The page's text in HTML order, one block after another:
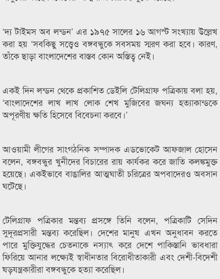
‘দ্য টাইমস অব লন্ডন’ এর ১৯৭৫ সালের ১৬ আগস্ট সংখ্যায় উল্লেখ
করা হয় ‘সবকিছু সত্ত্বেও বঙ্গবন্ধুকে সবসময় স্মরণ করা হবে। কারণ,
তাঁকে ছাড়া বাংলাদেশের বাস্তব কোন অস্তিত্ব নেই।
একই দিন লন্ডন থেকে প্রকাশিত ডেইলি টেলিগ্রাফ পত্রিকায় বলা হয়,
‘বাংলাদেশের লাখ লাখ লোক শেখ মুজিবের জঘন্য হত্যাকান্ডকে
অপূরণীয় ক্ষতি হিসেবে বিবেচনা করবে।’
আওয়ামী লীগের সাংগঠনিক সম্পাদক এডভোকেট আফজাল হোসেন
বলেন, বঙ্গবন্ধুর খুনীদের বিচারের রায় কার্যকর করে জাতি কলঙ্কমুক্ত
হয়েছে। একইভাবে বাঙালির আত্মঘাতী চরিত্রের অপবাদেরও অবসান
ঘটেছে।
টেলিগ্রাফ পত্রিকার মন্তব্য প্রসঙ্গে তিনি বলেন, পত্রিকাটি সেদিন
সুদূরপ্রসারী মন্তব্য করেছিল। দেশের মানুষ এখন অনুধাবন করতে
পারে মুক্তিযুদ্ধের চেতনাকে নস্যাৎ করে দেশে পাকিস্তানি ভাবধারা
ফিরিয়ে আনার লক্ষ্যেই স্বাধীনতার বিরোধীতাকারী এবং দেশী-বিদেশী
ষড়যন্ত্রকারীরা বঙ্গবন্ধুকে হত্যা করেছিল।